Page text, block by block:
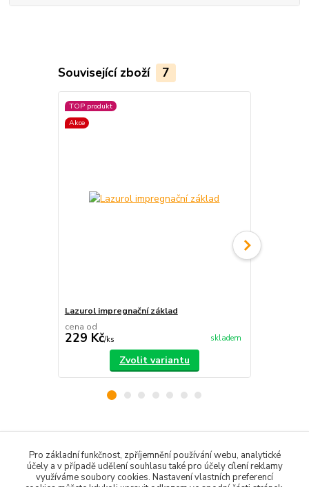
Související zboží 7
TOP produkt
Akce
Lazurol impregnační základ
cena od
229 Kč/ks skladem
Zvolit variantu
Barvy na dřevo
Pro základní funkčnost, zpříjemnění používání webu, analytické
účely a v případě udělení souhlasu také pro účely cílení reklamy
využíváme soubory cookies. Nastavení vlastních preferencí